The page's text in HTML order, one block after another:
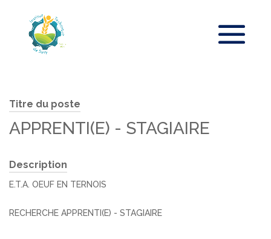
Titre du poste
APPRENTI(E) - STAGIAIRE
Description
E.T.A. OEUF EN TERNOIS
RECHERCHE APPRENTI(E) - STAGIAIRE